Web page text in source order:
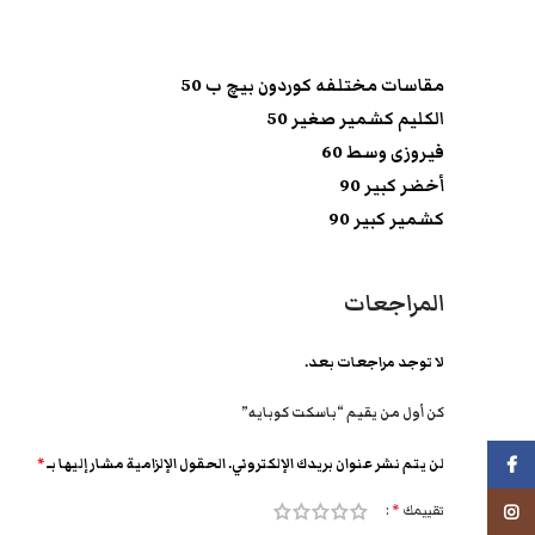
مقاسات مختلفه كوردون بيچ ب 50
الكليم كشمير صغير 50
فيروزى وسط 60
أخضر كبير 90
كشمير كبير 90
المراجعات
لا توجد مراجعات بعد.
كن أول من يقيم “باسكت كوبايه”
لن يتم نشر عنوان بريدك الإلكتروني.الحقول الإلزامية مشار إليها بـ*
تقييمك *
فيسبوك
انستجرام